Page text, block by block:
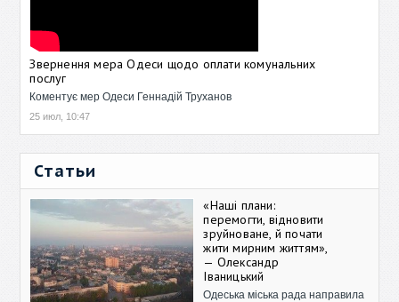
Звернення мера Одеси щодо оплати комунальних
послуг
Коментує мер Одеси Геннадій Труханов
25 июл, 10:47
Статьи
«Наші плани:
перемогти, відновити
зруйноване, й почати
жити мирним життям»,
— Олександр
Іваницький
Одеська міська рада направила